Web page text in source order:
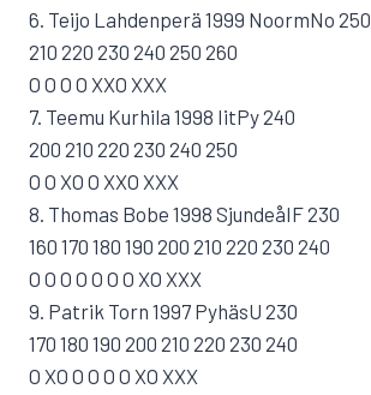
6. Teijo Lahdenperä 1999 NoormNo 250
210 220 230 240 250 260
O O O O XXO XXX
7. Teemu Kurhila 1998 IitPy 240
200 210 220 230 240 250
O O XO O XXO XXX
8. Thomas Bobe 1998 SjundeåIF 230
160 170 180 190 200 210 220 230 240
O O O O O O O XO XXX
9. Patrik Torn 1997 PyhäsU 230
170 180 190 200 210 220 230 240
O XO O O O O XO XXX